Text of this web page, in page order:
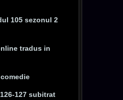
105 sezonul 2
tradus in
127 subitrat